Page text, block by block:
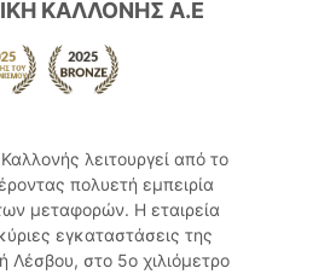
ΚΑΛΛΟΝΗΣ Α.Ε
λειτουργεί από το
πολυετή εμπειρία
μεταφορών. Η εταιρεία
εγκαταστάσεις της
Λέσβου, στο 5ο χιλιόμετρο